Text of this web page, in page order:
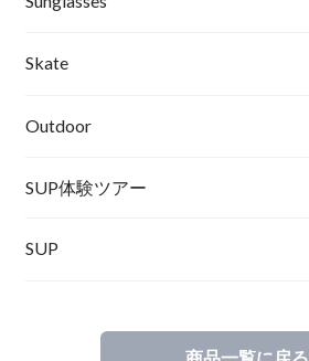
ACER
Turn Me On
KAYA
Wetsuits,Rush Guard
Winter Goods
Bc Gear
Goggle
Helmet
SOX
Winter Shoes
Other
Skate
Outdoor
Norrona
SUP体験ツアー
SUP